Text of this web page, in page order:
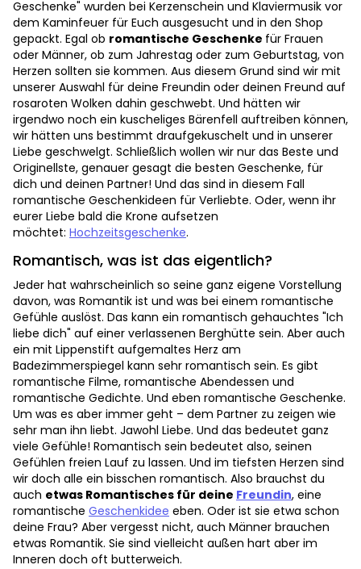
Geschenke" wurden bei Kerzenschein und Klaviermusik vor
dem Kaminfeuer für Euch ausgesucht und in den Shop
gepackt. Egal ob romantische Geschenke für Frauen
oder Männer, ob zum Jahrestag oder zum Geburtstag, von
Herzen sollten sie kommen. Aus diesem Grund sind wir mit
unserer Auswahl für deine Freundin oder deinen Freund auf
rosaroten Wolken dahin geschwebt. Und hätten wir
irgendwo noch ein kuscheliges Bärenfell auftreiben können,
wir hätten uns bestimmt draufgekuschelt und in unserer
Liebe geschwelgt. Schließlich wollen wir nur das Beste und
Originellste, genauer gesagt die besten Geschenke, für
dich und deinen Partner! Und das sind in diesem Fall
romantische Geschenkideen für Verliebte. Oder, wenn ihr
eurer Liebe bald die Krone aufsetzen
möchtet: Hochzeitsgeschenke.
Romantisch, was ist das eigentlich?
Jeder hat wahrscheinlich so seine ganz eigene Vorstellung
davon, was Romantik ist und was bei einem romantische
Gefühle auslöst. Das kann ein romantisch gehauchtes "Ich
liebe dich" auf einer verlassenen Berghütte sein. Aber auch
ein mit Lippenstift aufgemaltes Herz am
Badezimmerspiegel kann sehr romantisch sein. Es gibt
romantische Filme, romantische Abendessen und
romantische Gedichte. Und eben romantische Geschenke.
Um was es aber immer geht – dem Partner zu zeigen wie
sehr man ihn liebt. Jawohl Liebe. Und das bedeutet ganz
viele Gefühle! Romantisch sein bedeutet also, seinen
Gefühlen freien Lauf zu lassen. Und im tiefsten Herzen sind
wir doch alle ein bisschen romantisch. Also brauchst du
auch etwas Romantisches für deine Freundin, eine
romantische Geschenkidee eben. Oder ist sie etwa schon
deine Frau? Aber vergesst nicht, auch Männer brauchen
etwas Romantik. Sie sind vielleicht außen hart aber im
Inneren doch oft butterweich.